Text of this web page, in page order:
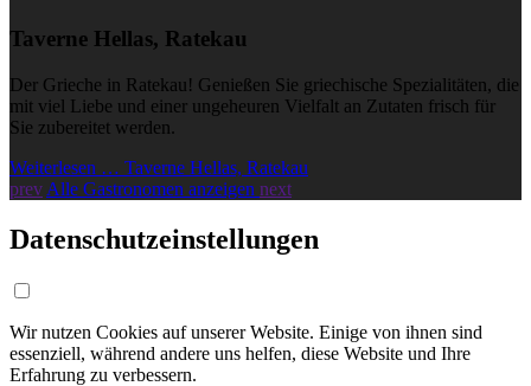
Taverne Hellas, Ratekau
Der Grieche in Ratekau! Genießen Sie griechische Spezialitäten, die
mit viel Liebe und einer ungeheuren Vielfalt an Zutaten frisch für
Sie zubereitet werden.
Weiterlesen … Taverne Hellas, Ratekau
prev Alle Gastronomen anzeigen next
Datenschutzeinstellungen
Wir nutzen Cookies auf unserer Website. Einige von ihnen sind
essenziell, während andere uns helfen, diese Website und Ihre
Erfahrung zu verbessern.